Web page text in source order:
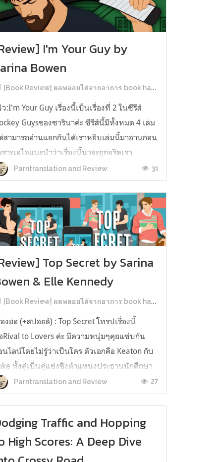
I'm Your Guy by
Bowen
[Book Review] ผลพลอยได้จากอาการ book hangover หลังอ่านสารพัน MM Romance
ว:I'm Your Guy เรื่องนี้เป็นเรื่องที่ 2 ในซีรีส์
Guysของซารินาค่ะ ซีรีส์นี้มีทั้งหมด 4 เล่ม
สามารถอ่านแยกกันได้เราหยิบเล่มนี้มาอ่านก่อน
ราะเอไอแนะนำว่าเรื่องนี้น่าจะถูกจริตเรา
กกว่า555 เรื่องนี้เป็นเรื่องราวของ TOMMASO
กีฬาฮอกกี้ NHL กับ Carter มัณฑนากรมือฉมัง
มมาโซเพิ่งโดนเทร...
Parntranslation and Review 31
Top Secret by Sarina
& Elle Kennedy
[Book Review] ผลพลอยได้จากอาการ book hangover หลังอ่านสารพัน MM Romance
องย่อ (+สปอยล์) : Top Secret โทรปเรื่องนี้
Rival to Lovers ค่ะ มีความหนุ่มๆคุยแซ่บกัน
นไลน์โดยไม่รู้ว่าเป็นใคร ตัวเอกคือ Keaton กับ
ทั้งคู่เป็นคู่แข่งชิงตำแหน่งประธานนักศึกษา
งมหาวิทยาลัยประวัติศาสตร์ยาวนาน คีตันคือ
ะกูลเรียนที่นี่มาสามรุ่น ใครๆ ก็มองว่าน่าจะได้
Parntranslation and Review 27
Traffic and Hopping
High Scores: A Deep Dive